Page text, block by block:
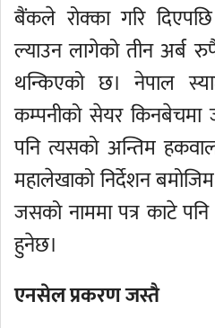
बैंकले रोक्का गरि
ल्याउन लागेको तीन अर्ब
थन्किएको छ। नेपाल
कम्पनीको सेयर
पनि त्यसको अन्तिम
महालेखाको निर्देशन
जसको नाममा पत्र काटे पनि
हुनेछ।
एनसेल प्रकरण जस्तै